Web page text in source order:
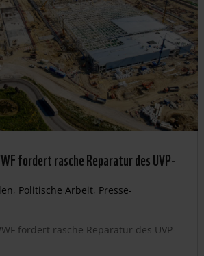
fordert rasche Reparatur des UVP-
, Politische Arbeit, Presse-
fordert rasche Reparatur des UVP-